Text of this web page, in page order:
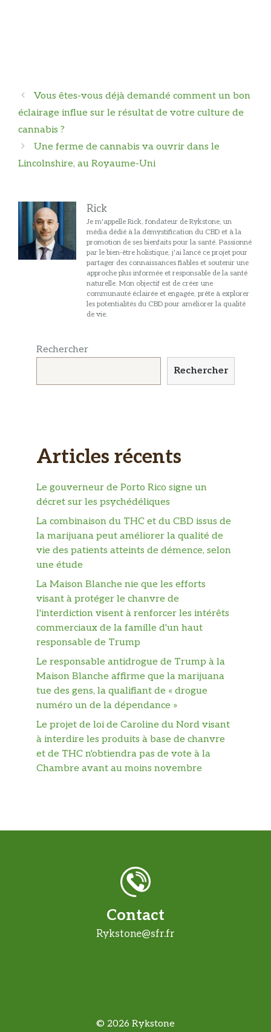
Navigation
des
articles
Vous êtes-vous déjà demandé comment un bon
éclairage influe sur le résultat de votre culture de
cannabis ?
Une ferme de cannabis va ouvrir dans le
Lincolnshire, au Royaume-Uni
Rick
Je m'appelle Rick, fondateur de Rykstone, un
média dédié à la démystification du CBD et à la
promotion de ses bienfaits pour la santé. Passionné
par le bien-être holistique, j'ai lancé ce projet pour
partager des connaissances fiables et soutenir une
approche plus informée et responsable de la santé
naturelle. Mon objectif est de créer une
communauté éclairée et engagée, prête à explorer
les potentialités du CBD pour améliorer la qualité
de vie.
Rechercher
Rechercher
Articles récents
Le gouverneur de Porto Rico signe un
décret sur les psychédéliques
La combinaison du THC et du CBD issus de
la marijuana peut améliorer la qualité de
vie des patients atteints de démence, selon
une étude
La Maison Blanche nie que les efforts
visant à protéger le chanvre de
l'interdiction visent à renforcer les intérêts
commerciaux de la famille d'un haut
responsable de Trump
Le responsable antidrogue de Trump à la
Maison Blanche affirme que la marijuana
tue des gens, la qualifiant de « drogue
numéro un de la dépendance »
Le projet de loi de Caroline du Nord visant
à interdire les produits à base de chanvre
et de THC n'obtiendra pas de vote à la
Chambre avant au moins novembre
Contact
Rykstone@sfr.fr
© 2026 Rykstone